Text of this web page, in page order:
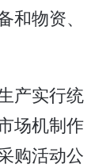
物资、
产实行统
场机制作
购活动公